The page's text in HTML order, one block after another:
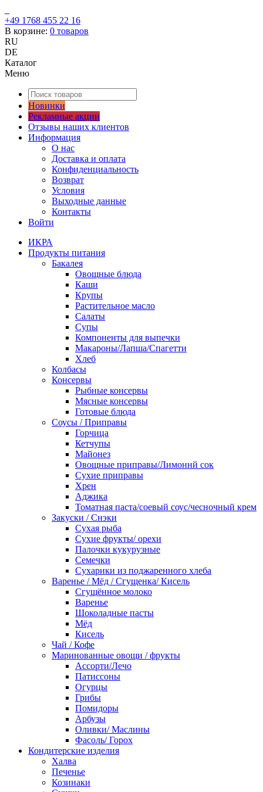
+49 1768 455 22 16
В корзине: 0 товаров
RU
DE
Каталог
Меню
Новинки
Рекламные акции
Отзывы наших клиентов
Информация
О нас
Доставка и оплата
Конфиденциальность
Возврат
Условия
Выходные данные
Контакты
Войти
ИКРА
Продукты питания
Бакалея
Овощные блюда
Каши
Крупы
Растительное масло
Салаты
Супы
Компоненты для выпечки
Макароны/Лапша/Спагетти
Хлеб
Колбасы
Консервы
Рыбные консервы
Мясные консервы
Готовые блюда
Соусы / Приправы
Горчица
Кетчупы
Майонез
Овощные приправы/Лимоннй сок
Сухие приправы
Хрен
Аджика
Томатная паста/соевый соус/чесночный крем
Закуски / Снэки
Сухая рыба
Сухие фрукты/ орехи
Палочки кукурузные
Семечки
Сухарики из поджаренного хлеба
Варенье / Мёд / Сгущенка/ Кисель
Сгущённое молоко
Варенье
Шоколадные пасты
Мёд
Кисель
Чай / Кофе
Маринованные овощи / фрукты
Ассорти/Лечо
Патиссоны
Огурцы
Грибы
Помидоры
Арбузы
Оливки/ Маслины
Фасоль/ Горох
Кондитерские изделия
Халва
Печенье
Козинаки